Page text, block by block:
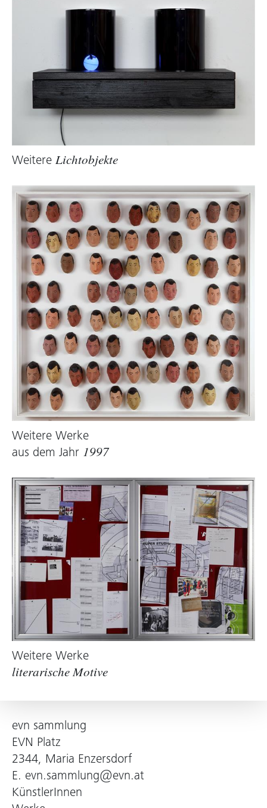
Weitere Lichtobjekte
Weitere Werke
aus dem Jahr 1997
Weitere Werke
literarische Motive
evn sammlung
EVN Platz
2344, Maria Enzersdorf
E. evn.sammlung@evn.at
KünstlerInnen